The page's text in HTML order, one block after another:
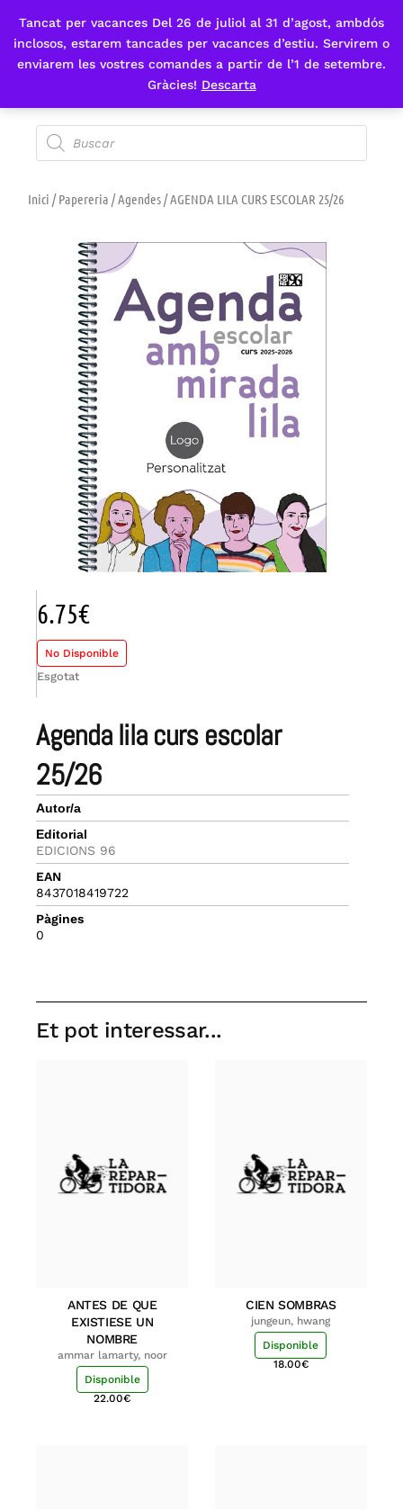
Tancat per vacances Del 26 de juliol al 31 d’agost, ambdós
inclosos, estarem tancades per vacances d’estiu. Servirem o
enviarem les vostres comandes a partir de l’1 de setembre.
Gràcies! Descarta
Fes-te'n sòcia
Inici /Papereria /Agendes/ AGENDA LILA CURS ESCOLAR 25/26
agenda lila curs escolar
25/26
Autor/a
Editorial
EDICIONS 96
EAN
8437018419722
Pàgines
0
6.75€
No Disponible
Esgotat
Et pot interessar...
ANTES DE QUE
EXISTIESE UN
NOMBRE
ammar lamarty, noor
Disponible
22.00€
CIEN SOMBRAS
jungeun, hwang
Disponible
18.00€